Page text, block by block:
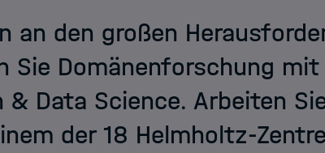
an den großen
Sie Domänenforschung
Data Science. Arbeiten
der 18 Helmholtz-